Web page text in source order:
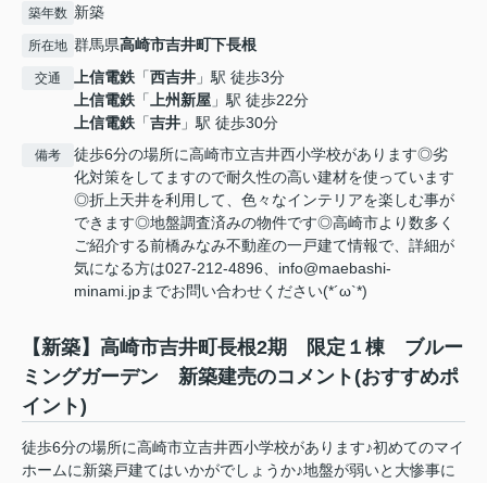
築年数 新築
所在地 群馬県高崎市吉井町下長根
交通 上信電鉄 「西吉井 」駅 徒歩3分
上信電鉄 「上州新屋 」駅 徒歩22分
上信電鉄 「吉井 」駅 徒歩30分
備考
徒歩6分の場所に高崎市立吉井西小学校があります◎劣
化対策をしてますので耐久性の高い建材を使っています
◎折上天井を利用して、色々なインテリアを楽しむ事が
できます◎地盤調査済みの物件です◎高崎市より数多く
ご紹介する前橋みなみ不動産の一戸建て情報で、詳細が
気になる方は027-212-4896、info@maebashi-
minami.jpまでお問い合わせください(*´ω`*)
【新築】高崎市吉井町長根2期 限定１棟 ブルー
ミングガーデン 新築建売のコメント(おすすめポ
イント)
徒歩6分の場所に高崎市立吉井西小学校があります♪初めてのマイ
ホームに新築戸建てはいかがでしょうか♪地盤が弱いと大惨事に